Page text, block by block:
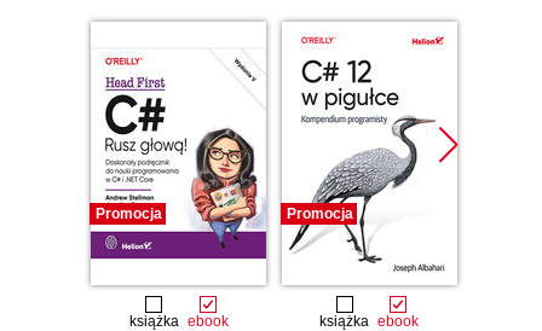
Promocja
książka ebook
Promocja
książka ebook